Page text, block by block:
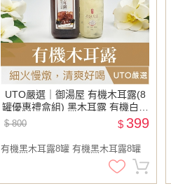
UTO嚴選｜御湯屋 有機木耳露(8
罐優惠禮盒組) 黑木耳露 有機白木
耳露 有機雪銀耳(2盒以上請選宅
$ 800 $ 399
有機黑木耳露8罐 有機黑木耳露8罐